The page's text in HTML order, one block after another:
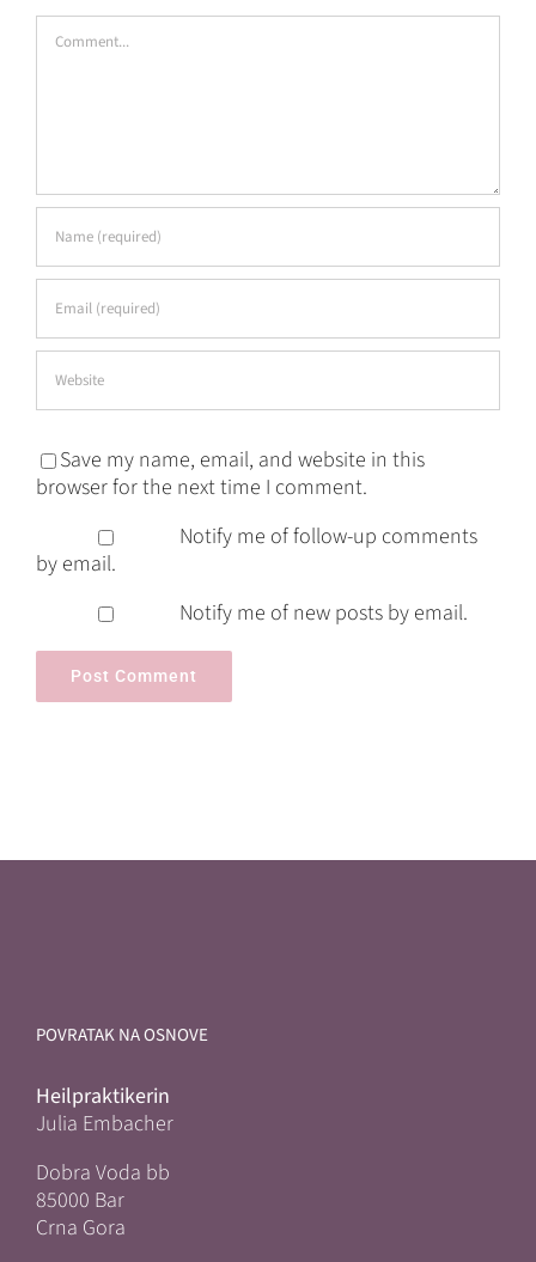
Save my name, email, and website in this
browser for the next time I comment.
Notify me of follow-up comments
by email.
Notify me of new posts by email.
POVRATAK NA OSNOVE
Heilpraktikerin
Julia Embacher
Dobra Voda bb
85000 Bar
Crna Gora